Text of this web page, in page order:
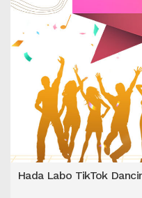
Hada Labo TikTok